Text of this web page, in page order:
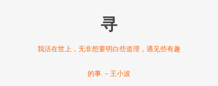
寻
我活在世上，无非想要明白些道理，遇见些有趣
的事.－王小波